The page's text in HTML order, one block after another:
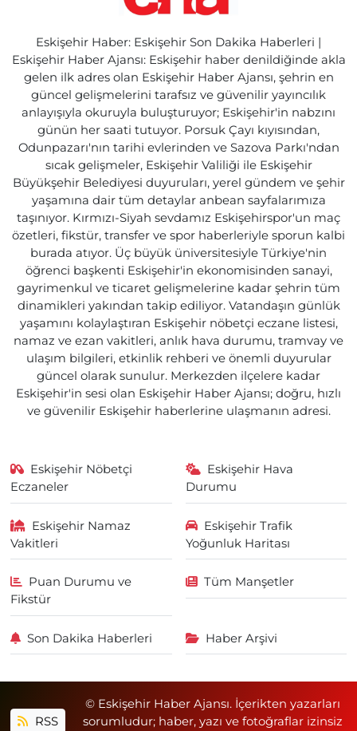
Eskişehir Haber: Eskişehir Son Dakika Haberleri |
Eskişehir Haber Ajansı: Eskişehir haber denildiğinde akla
gelen ilk adres olan Eskişehir Haber Ajansı, şehrin en
güncel gelişmelerini tarafsız ve güvenilir yayıncılık
anlayışıyla okuruyla buluşturuyor; Eskişehir'in nabzını
günün her saati tutuyor. Porsuk Çayı kıyısından,
Odunpazarı'nın tarihi evlerinden ve Sazova Parkı'ndan
sıcak gelişmeler, Eskişehir Valiliği ile Eskişehir
Büyükşehir Belediyesi duyuruları, yerel gündem ve şehir
yaşamına dair tüm detaylar anbean sayfalarımıza
taşınıyor. Kırmızı-Siyah sevdamız Eskişehirspor'un maç
özetleri, fikstür, transfer ve spor haberleriyle sporun kalbi
burada atıyor. Üç büyük üniversitesiyle Türkiye'nin
öğrenci başkenti Eskişehir'in ekonomisinden sanayi,
gayrimenkul ve ticaret gelişmelerine kadar şehrin tüm
dinamikleri yakından takip ediliyor. Vatandaşın günlük
yaşamını kolaylaştıran Eskişehir nöbetçi eczane listesi,
namaz ve ezan vakitleri, anlık hava durumu, tramvay ve
ulaşım bilgileri, etkinlik rehberi ve önemli duyurular
güncel olarak sunulur. Merkezden ilçelere kadar
Eskişehir'in sesi olan Eskişehir Haber Ajansı; doğru, hızlı
ve güvenilir Eskişehir haberlerine ulaşmanın adresi.
Eskişehir Nöbetçi
Eczaneler
Eskişehir Hava
Durumu
Eskişehir Namaz
Vakitleri
Eskişehir Trafik
Yoğunluk Haritası
Puan Durumu ve
Fikstür
Tüm Manşetler
Son Dakika Haberleri Haber Arşivi
RSS
© Eskişehir Haber Ajansı. İçerikten yazarları
sorumludur; haber, yazı ve fotoğraflar izinsiz